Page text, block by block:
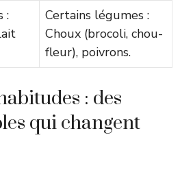
:
Certains légumes :
Choux (brocoli, chou-
fleur), poivrons.
: des
qui changent